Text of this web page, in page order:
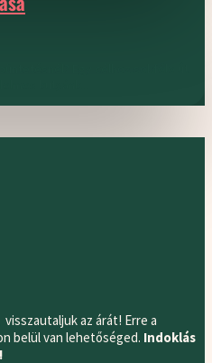
az árát! Erre a
belül van lehetőséged. Indoklás